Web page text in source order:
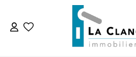
L'AGENCE